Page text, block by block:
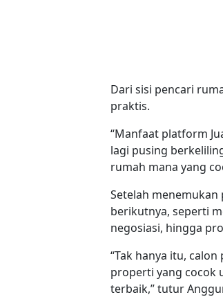
Dari sisi pencari
praktis.
“Manfaat platform
lagi pusing
rumah mana yang
Setelah
berikutnya, seperti
negosiasi, hingga
“Tak hanya itu,
properti yang cocok
terbaik,” tutur